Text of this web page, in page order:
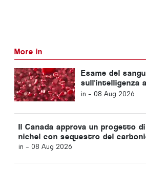
More in
Esame del
sull'intelligenza
l'esame del
consente di
al fegato in fase
in - 08 Aug 2026
Il Canada approva un progetto
nichel con sequestro del
in - 08 Aug 2026